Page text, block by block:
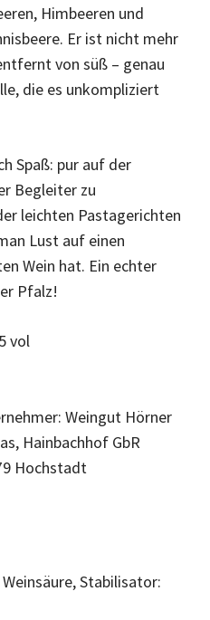
Himbeeren und
Er ist nicht mehr
von süß – genau
die es unkompliziert
Spaß: pur auf der
Begleiter zu
leichten Pastagerichten
Lust auf einen
Wein hat. Ein echter
Pfalz!
vol
Weingut Hörner
Hainbachhof GbR
Hochstadt
Stabilisator: